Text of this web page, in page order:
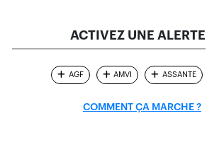
ACTIVEZ UNE ALERTE
AGF AMVI ASSANTE
COMMENT ÇA MARCHE ?